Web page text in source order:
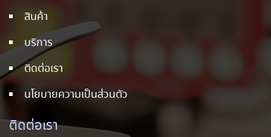
สินค้า
บริการ
ติดต่อเรา
นโยบายความเป็นส่วนตัว
ติดต่อเรา